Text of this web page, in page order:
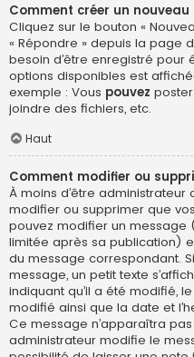
Comment créer un
Cliquez sur le bouton «
« Répondre » depuis la page
besoin d’être enregistré pour
options disponibles est
exemple : Vous pouvez
joindre des fichiers, etc.
Haut
Comment modifier ou
À moins d’être
modifier ou supprimer que
pouvez modifier un message
limitée après sa publication)
du message correspondant.
message, un petit texte
indiquant qu’il a été modifié,
modifié ainsi que la date et
Ce message n’apparaîtra
administrateur modifie le